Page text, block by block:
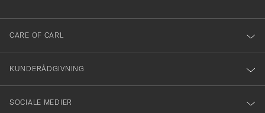
dig
till
vårt
nyhetsbrev!
CARE OF CARL
KUNDERÅDGIVNING
SOCIALE MEDIER